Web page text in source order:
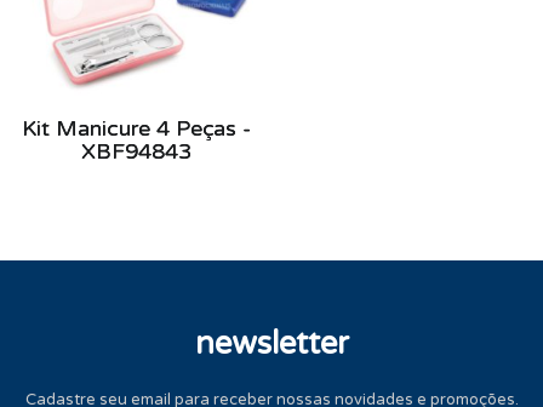
Kit Manicure 4 Peças -
XBF94843
newsletter
Cadastre seu email para receber nossas novidades e promoções.